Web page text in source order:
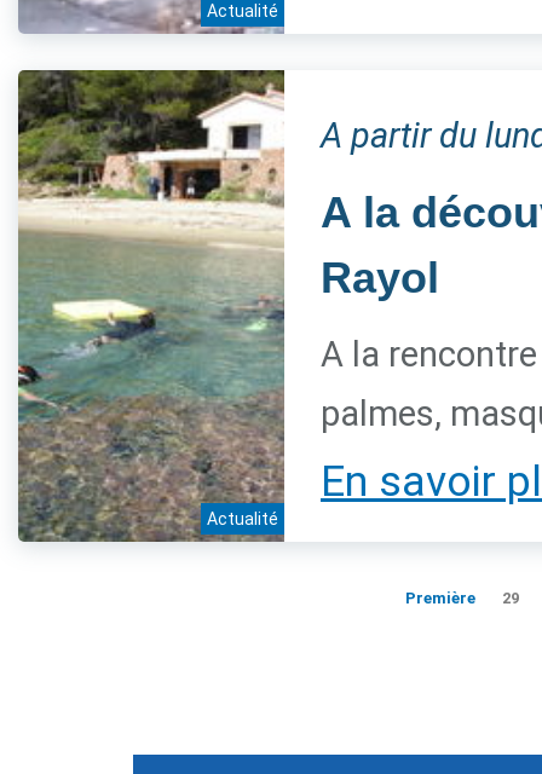
Actualité
Actualité
A partir du
A la
Rayol
A la
palmes,
En savoir
Première 29